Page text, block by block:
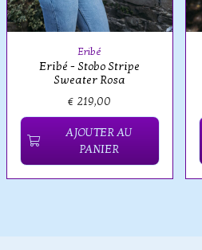
Eribé
Eribé - Stobo Stripe
Sweater Rosa
€ 219,00
AJOUTER AU
PANIER